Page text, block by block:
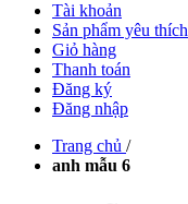
Tài khoản
Sản phẩm yêu thích
Giỏ hàng
Thanh toán
Đăng ký
Đăng nhập
Trang chủ /
anh mẫu 6